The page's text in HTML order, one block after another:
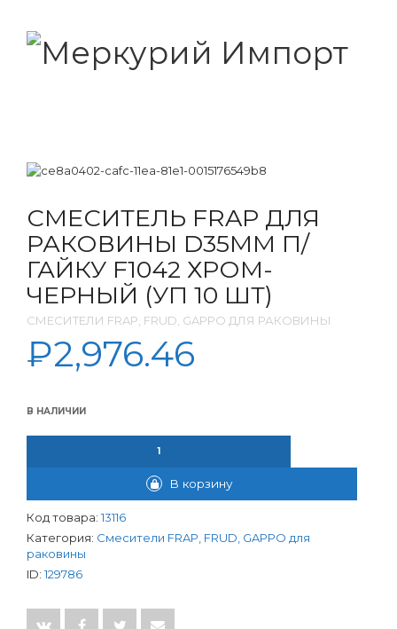
СМЕСИТЕЛЬ FRAP ДЛЯ
РАКОВИНЫ D35ММ П/
ГАЙКУ F1042 ХРОМ-
ЧЕРНЫЙ (УП 10 ШТ)
СМЕСИТЕЛИ FRAP, FRUD, GAPPO ДЛЯ РАКОВИНЫ
₽2,976.46
В НАЛИЧИИ
В корзину
Код товара: 13116
Категория: Смесители FRAP, FRUD, GAPPO для
раковины
ID: 129786